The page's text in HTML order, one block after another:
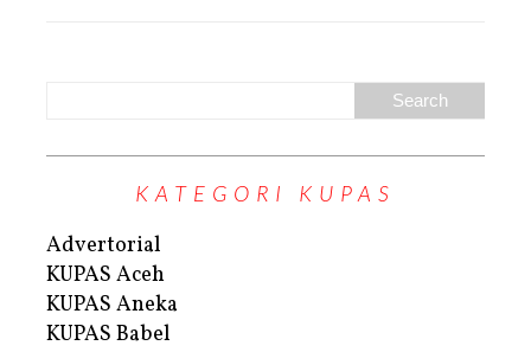
KATEGORI KUPAS
Advertorial
KUPAS Aceh
KUPAS Aneka
KUPAS Babel